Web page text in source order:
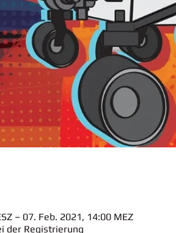
– 07. Feb. 2021, 14:00 MEZ
der Registrierung